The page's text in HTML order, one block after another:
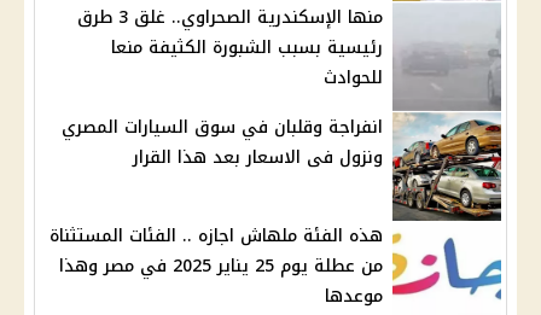
منها الإسكندرية الصحراوي.. غلق 3 طرق
رئيسية بسبب الشبورة الكثيفة منعا
للحوادث
انفراجة وقلبان في سوق السيارات المصري
ونزول فى الاسعار بعد هذا القرار
هذه الفئة ملهاش اجازه .. الفئات المستثناة
من عطلة يوم 25 يناير 2025 في مصر وهذا
موعدها